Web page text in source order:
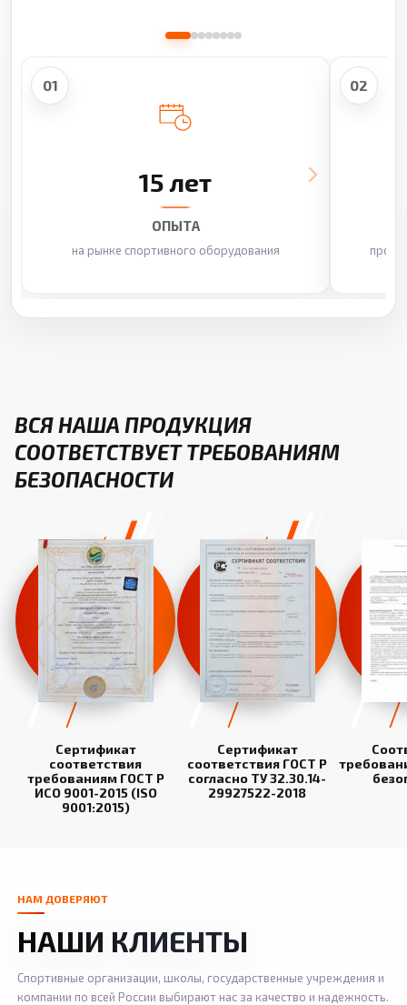
01
15 лет
ОПЫТА
на рынке спортивного оборудования
02
ВСЯ НАША ПРОДУКЦИЯ
СООТВЕТСТВУЕТ ТРЕБОВАНИЯМ
БЕЗОПАСНОСТИ
Сертификат
соответствия
требованиям ГОСТ Р
ИСО 9001-2015 (ISO
9001:2015)
Сертификат
соответствия ГОСТ Р
согласно ТУ 32.30.14-
29927522-2018
НАМ ДОВЕРЯЮТ
НАШИ КЛИЕНТЫ
Спортивные организации, школы, государственные учреждения и
компании по всей России выбирают нас за качество и надежность.